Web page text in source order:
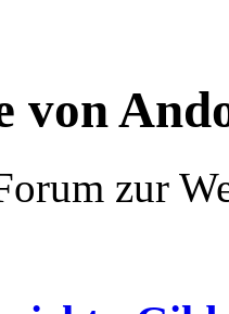
von
zur